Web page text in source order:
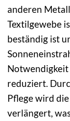
anderen
Textilgewebe
beständig ist
Notwendigkeit
reduziert.
Pflege wird die
verlängert,